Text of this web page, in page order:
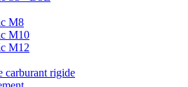
M8
M10
M12
carburant rigide